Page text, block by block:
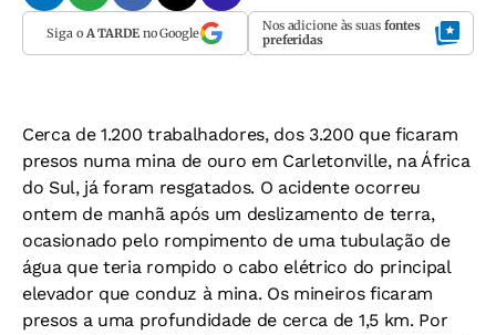
Siga o A TARDEno Google Nos adicione às suas fontes
preferidas
Cerca de 1.200 trabalhadores, dos 3.200 que ficaram
presos numa mina de ouro em Carletonville, na África
do Sul, já foram resgatados. O acidente ocorreu
ontem de manhã após um deslizamento de terra,
ocasionado pelo rompimento de uma tubulação de
água que teria rompido o cabo elétrico do principal
elevador que conduz à mina. Os mineiros ficaram
presos a uma profundidade de cerca de 1,5 km. Por